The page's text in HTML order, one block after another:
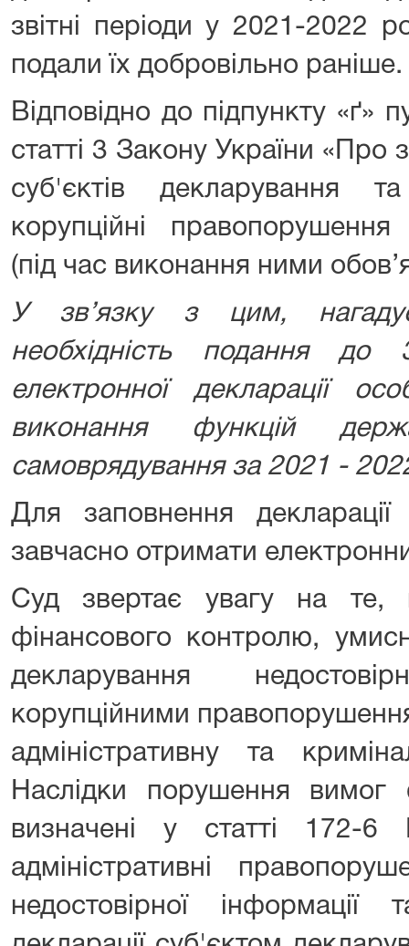
звітні періоди у 2021-2022
подали їх добровільно раніше.
Відповідно до підпункту «ґ»
статті 3 Закону України «Про
суб'єктів декларування
корупційні
(під час виконання ними
У зв’язку з цим,
необхідність подання
електронної декларації
виконання функцій
самоврядування за 2021 -
Для заповнення
завчасно отримати
Суд звертає увагу на
фінансового контролю,
декларування
корупційними
адміністративну та
Наслідки порушення вимог
визначені у статті 172-6
адміністративні
недостовірної